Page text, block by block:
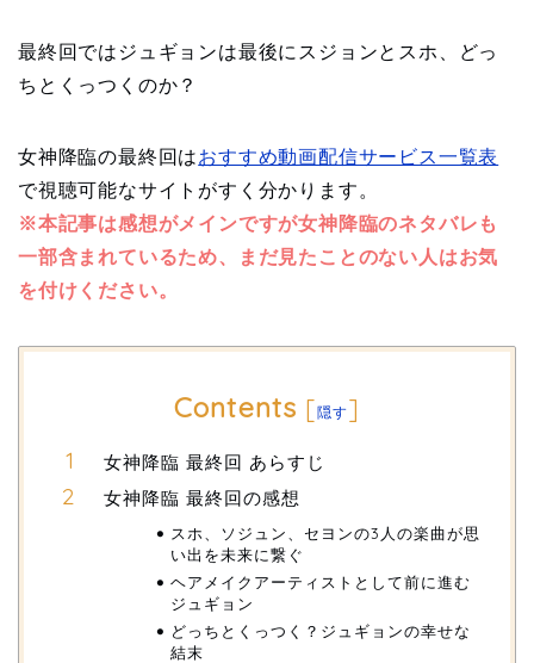
最終回ではジュギョンは最後にスジョンとスホ、どっ
ちとくっつくのか？
女神降臨の最終回はおすすめ動画配信サービス一覧表
で視聴可能なサイトがすく分かります。
※本記事は感想がメインですが女神降臨のネタバレも
一部含まれているため、まだ見たことのない人はお気
を付けください。
Contents [隠す]
女神降臨 最終回 あらすじ
女神降臨 最終回の感想
スホ、ソジュン、セヨンの3人の楽曲が思
い出を未来に繋ぐ
ヘアメイクアーティストとして前に進む
ジュギョン
どっちとくっつく？ジュギョンの幸せな
結末